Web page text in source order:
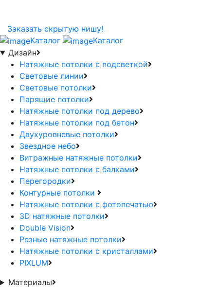
Заказать скрытую нишу!
Каталог
Каталог
Дизайн
Натяжные потолки с подсветкой
Световые линии
Световые потолки
Парящие потолки
Натяжные потолки под дерево
Натяжные потолки под бетон
Двухуровневые потолки
Звездное небо
Витражные натяжные потолки
Натяжные потолки с балками
Перегородки
Контурные потолки
Натяжные потолки с фотопечатью
3D натяжные потолки
Double Vision
Резные натяжные потолки
Натяжные потолки с кристаллами
PIXLUM
Материалы